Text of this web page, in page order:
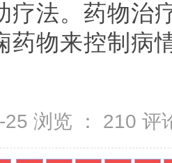
疗法。药物治
药物来控制病
浏览 ： 210 评